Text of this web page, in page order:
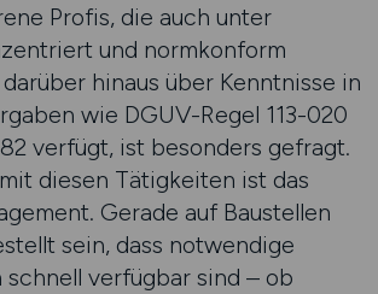
Profis, die auch unter
und normkonform
hinaus über Kenntnisse in
wie DGUV-Regel 113-020
verfügt, ist besonders gefragt.
diesen Tätigkeiten ist das
Gerade auf Baustellen
sein, dass notwendige
schnell verfügbar sind – ob